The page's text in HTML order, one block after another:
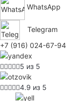
WhatsApp
Telegram
+7 (916) 024-67-94
5 из 5
4.9 из 5